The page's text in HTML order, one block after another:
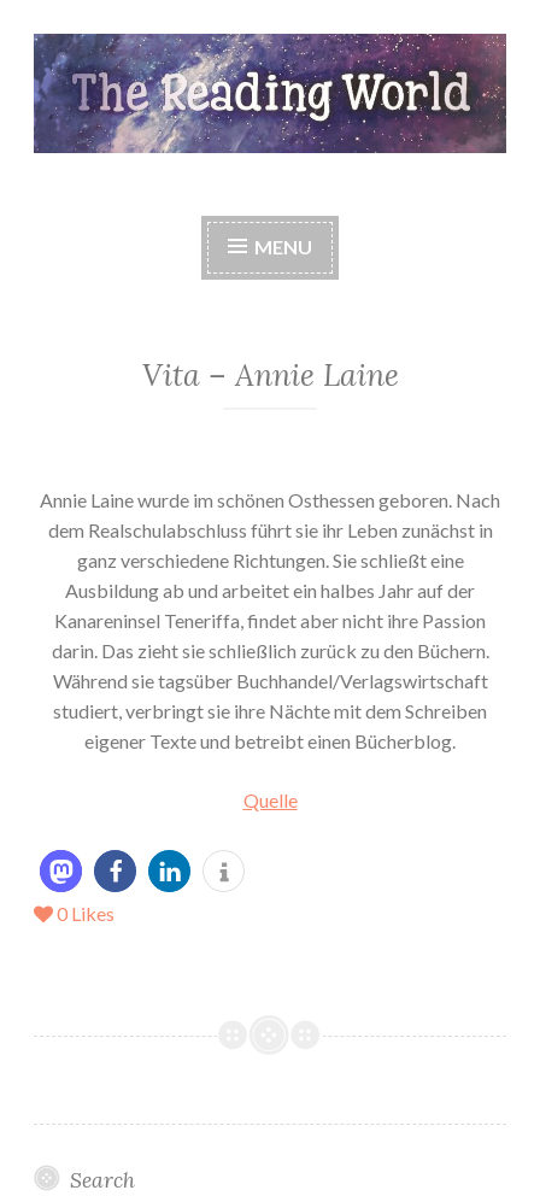
Skip
to
content
The Reading World
MENU
Vita – Annie Laine
Annie Laine wurde im schönen Osthessen geboren. Nach
dem Realschulabschluss führt sie ihr Leben zunächst in
ganz verschiedene Richtungen. Sie schließt eine
Ausbildung ab und arbeitet ein halbes Jahr auf der
Kanareninsel Teneriffa, findet aber nicht ihre Passion
darin. Das zieht sie schließlich zurück zu den Büchern.
Während sie tagsüber Buchhandel/Verlagswirtschaft
studiert, verbringt sie ihre Nächte mit dem Schreiben
eigener Texte und betreibt einen Bücherblog.
Quelle
0 Likes
Search